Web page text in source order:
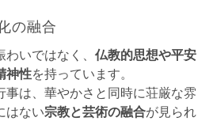
の融合
いではなく、 仏教的思想や平安
神性を持っています。
は、華やかさと同時に荘厳な雰
はない宗教と芸術の融合が見られ